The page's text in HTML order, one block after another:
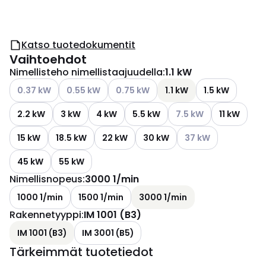
Katso tuotedokumentit
Vaihtoehdot
Nimellisteho nimellistaajuudella:1.1 kW
Katso käytettävissä olevat vaihtoehdot
0.37 kW Katso käytettävissä olevat vaihtoehdot
0.55 kW Katso käytettävissä olevat
0.75 kW 1.1 kW
1.5 kW
2.2 kW
3 kW 4 kW 5.5 kW Katso käytettävissä
7.5 kW
11 kW
15 kW
18.5 kW 22 kW 30 kW Katso käytettävissä
37 kW
45 kW
55 kW
Nimellisnopeus:3000 1/min
1000 1/min 1500 1/min 3000 1/min
Rakennetyyppi:IM 1001 (B3)
IM 1001 (B3) IM 3001 (B5)
Tärkeimmät tuotetiedot